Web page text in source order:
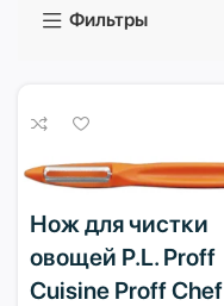
Фильтры
Нож для чистки
овощей P.L. Proff
Cuisine Proff Chef